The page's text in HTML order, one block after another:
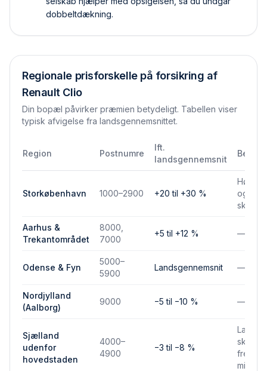
dobbelt­dækning.
Regionale prisforskelle på forsikring af
Renault Clio
Din bopæl påvirker præmien betydeligt. Tabellen viser
typisk afvigelse fra landsgennemsnittet.
Region Postnumre
Ift.
landsgennemsnit
Storkøbenhavn 1000–2900 +20 til +30 %
Højere
og
Aarhus &
Trekantområdet
8000,
7000
+5 til +12 % —
Odense & Fyn
5000–
5900
Landsgennemsnit —
Nordjylland
(Aalborg)
9000 −5 til −10 % —
Sjælland
udenfor
hovedstaden
4000–
4900
−3 til −8 %
Lavere
mindre